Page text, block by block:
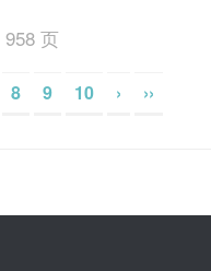
页
8 9 10 › ››